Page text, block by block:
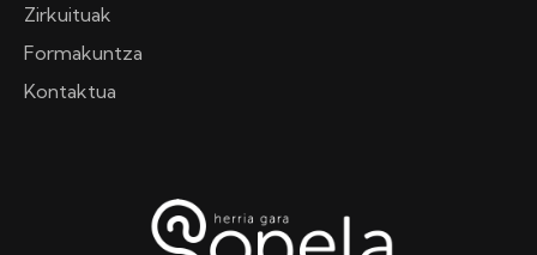
Zirkuituak
Formakuntza
Kontaktua